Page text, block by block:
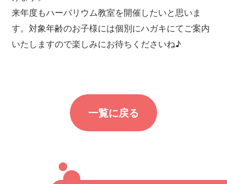
来年度もハーバリウム教室を開催したいと思いま
す。対象年齢のお子様には個別にハガキにてご案内
いたしますので楽しみにお待ちくださいね♪
一覧に戻る